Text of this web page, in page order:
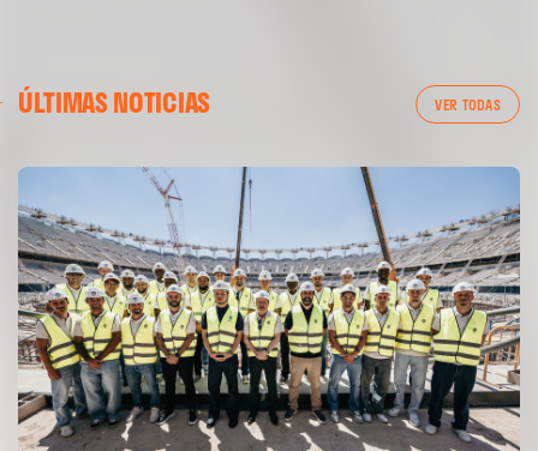
ÚLTIMAS NOTICIAS VER TODAS